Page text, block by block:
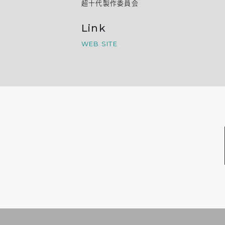
超十代製作委員会
Link
WEB SITE